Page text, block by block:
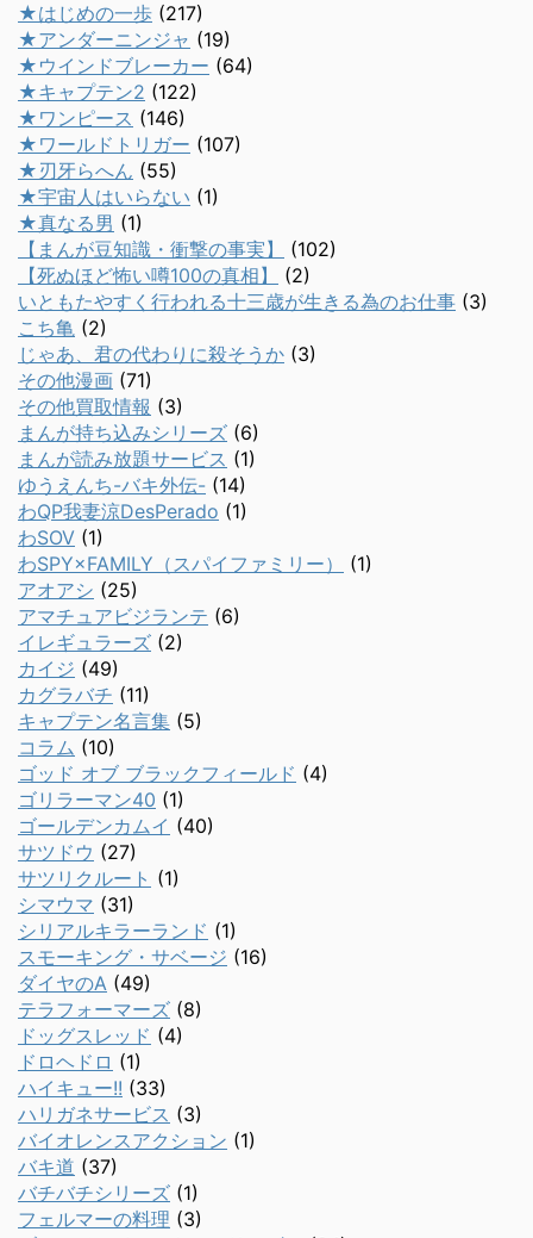
★はじめの一歩 (217)
★アンダーニンジャ (19)
★ウインドブレーカー (64)
★キャプテン2 (122)
★ワンピース (146)
★ワールドトリガー (107)
★刃牙らへん (55)
★宇宙人はいらない (1)
★真なる男 (1)
【まんが豆知識・衝撃の事実】
(102)
【死ぬほど怖い噂100の真相】
(2)
いともたやすく行われる十三歳が生きる為のお仕事 (3)
こち亀 (2)
じゃあ、君の代わりに殺そうか (3)
その他漫画 (71)
その他買取情報 (3)
まんが持ち込みシリーズ (6)
まんが読み放題サービス (1)
ゆうえんち-バキ外伝- (14)
わQP我妻涼DesPerado (1)
わSOV (1)
わSPY×FAMILY（スパイファミリー）
(1)
アオアシ (25)
アマチュアビジランテ (6)
イレギュラーズ (2)
カイジ (49)
カグラバチ (11)
キャプテン名言集 (5)
コラム (10)
ゴッド オブ ブラックフィールド (4)
ゴリラーマン40 (1)
ゴールデンカムイ (40)
サツドウ (27)
サツリクルート (1)
シマウマ (31)
シリアルキラーランド (1)
スモーキング・サベージ (16)
ダイヤのA (49)
テラフォーマーズ (8)
ドッグスレッド (4)
ドロヘドロ (1)
ハイキュー!! (33)
ハリガネサービス (3)
バイオレンスアクション (1)
バキ道 (37)
バチバチシリーズ (1)
フェルマーの料理 (3)